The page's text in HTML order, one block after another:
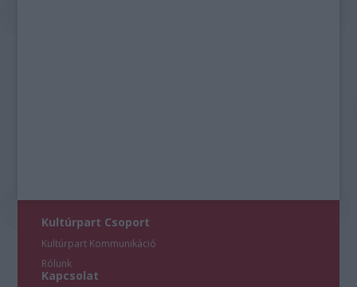
Kultúrpart Csoport
Kultúrpart Kommunikáció
Rólunk
Kapcsolat